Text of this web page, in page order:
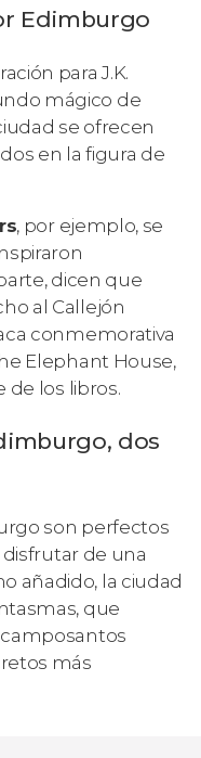
Edimburgo
para J.K.
mágico de
se ofrecen
en la figura de
, por ejemplo, se
dicen que
al Callejón
conmemorativa
Elephant House,
de los libros.
dos
son perfectos
de una
añadido, la ciudad
que
más